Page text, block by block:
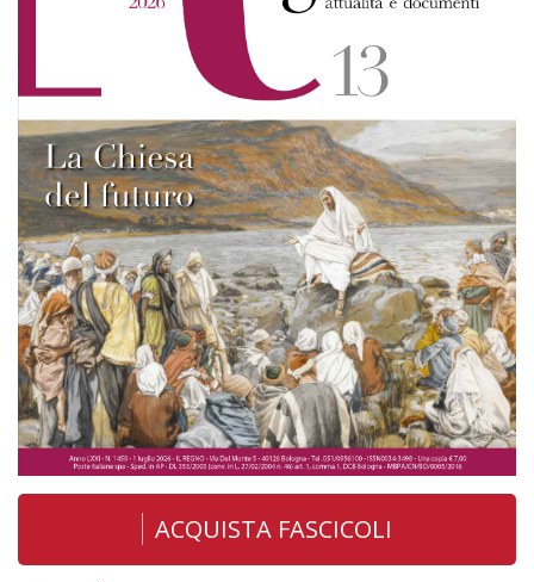
ACQUISTA FASCICOLI